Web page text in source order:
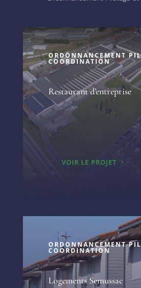
ORDONNANCEMENT
COORDINATION
Restaurant d’entreprise
VOIR LE PROJET
ORDONNANCEMENT
COORDINATION
Logements Semussac